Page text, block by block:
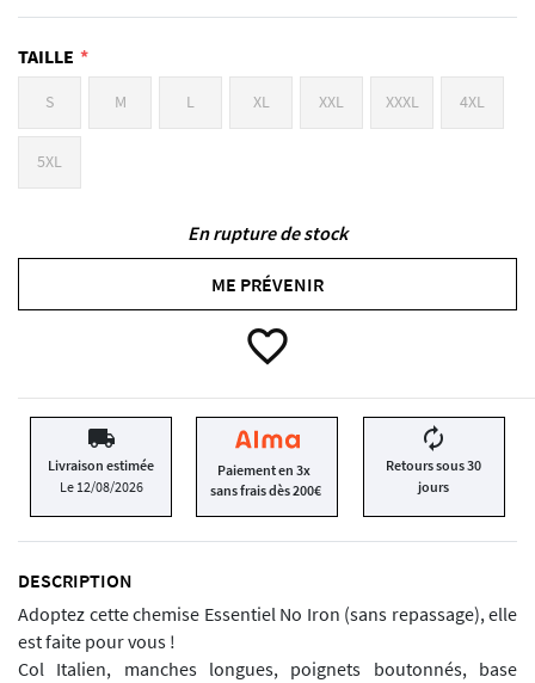
TAILLE
S M L XL XXL XXXL 4XL
5XL
En rupture de stock
ME PRÉVENIR
favorite_border
local_shipping
Livraison estimée
Le 12/08/2026
Paiement en 3x
sans frais dès 200€
autorenew
Retours sous 30
jours
DESCRIPTION
Adoptez cette chemise Essentiel No Iron (sans repassage), elle
est faite pour vous !
Col Italien, manches longues, poignets boutonnés, base